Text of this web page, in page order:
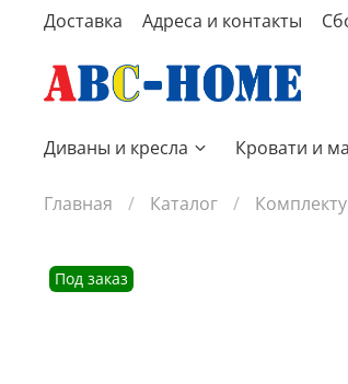
Доставка Адреса и контакты
Диваны и кресла Кровати и
Главная Каталог
Под заказ